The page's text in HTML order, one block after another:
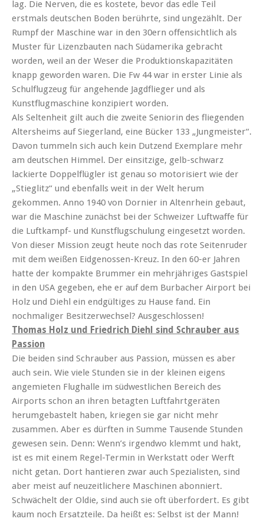
lag. Die Nerven, die es kostete, bevor das edle Teil
erstmals deutschen Boden berührte, sind ungezählt. Der
Rumpf der Maschine war in den 30ern offensichtlich als
Muster für Lizenzbauten nach Südamerika gebracht
worden, weil an der Weser die Produktionskapazitäten
knapp geworden waren. Die Fw 44 war in erster Linie als
Schulflugzeug für angehende Jagdflieger und als
Kunstflugmaschine konzipiert worden.
Als Seltenheit gilt auch die zweite Seniorin des fliegenden
Altersheims auf Siegerland, eine Bücker 133 „Jungmeister“.
Davon tummeln sich auch kein Dutzend Exemplare mehr
am deutschen Himmel. Der einsitzige, gelb-schwarz
lackierte Doppelflügler ist genau so motorisiert wie der
„Stieglitz“ und ebenfalls weit in der Welt herum
gekommen. Anno 1940 von Dornier in Altenrhein gebaut,
war die Maschine zunächst bei der Schweizer Luftwaffe für
die Luftkampf- und Kunstflugschulung eingesetzt worden.
Von dieser Mission zeugt heute noch das rote Seitenruder
mit dem weißen Eidgenossen-Kreuz. In den 60-er Jahren
hatte der kompakte Brummer ein mehrjähriges Gastspiel
in den USA gegeben, ehe er auf dem Burbacher Airport bei
Holz und Diehl ein endgültiges zu Hause fand. Ein
nochmaliger Besitzerwechsel? Ausgeschlossen!
Thomas Holz und Friedrich Diehl sind Schrauber aus
Passion
Die beiden sind Schrauber aus Passion, müssen es aber
auch sein. Wie viele Stunden sie in der kleinen eigens
angemieten Flughalle im südwestlichen Bereich des
Airports schon an ihren betagten Luftfahrtgeräten
herumgebastelt haben, kriegen sie gar nicht mehr
zusammen. Aber es dürften in Summe Tausende Stunden
gewesen sein. Denn: Wenn’s irgendwo klemmt und hakt,
ist es mit einem Regel-Termin in Werkstatt oder Werft
nicht getan. Dort hantieren zwar auch Spezialisten, sind
aber meist auf neuzeitlichere Maschinen abonniert.
Schwächelt der Oldie, sind auch sie oft überfordert. Es gibt
kaum noch Ersatzteile. Da heißt es: Selbst ist der Mann!